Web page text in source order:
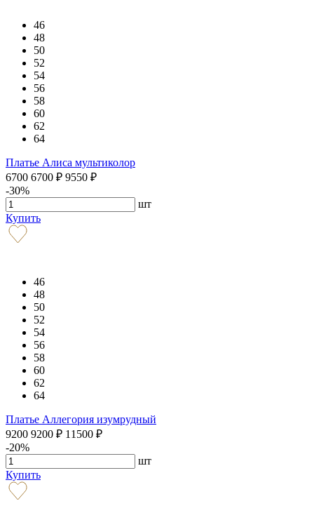
46
48
50
52
54
56
58
60
62
64
Платье Алиса мультиколор
6700 6700 ₽ 9550 ₽
-30%
шт
Купить
46
48
50
52
54
56
58
60
62
64
Платье Аллегория изумрудный
9200 9200 ₽ 11500 ₽
-20%
шт
Купить